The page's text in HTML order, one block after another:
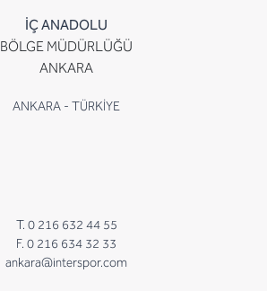
İÇ ANADOLU
BÖLGE MÜDÜRLÜĞÜ
ANKARA
ANKARA - TÜRKİYE
T. 0 216 632 44 55
F. 0 216 634 32 33
ankara@interspor.com